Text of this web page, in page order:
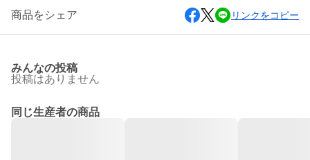
商品をシェア リンクをコピー
みんなの投稿
投稿はありません
同じ生産者の商品